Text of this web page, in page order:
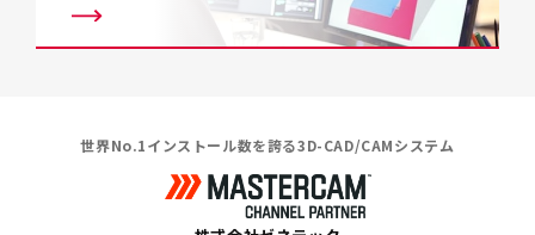
世界No.1インストール数を誇る3D-CAD/CAMシステム